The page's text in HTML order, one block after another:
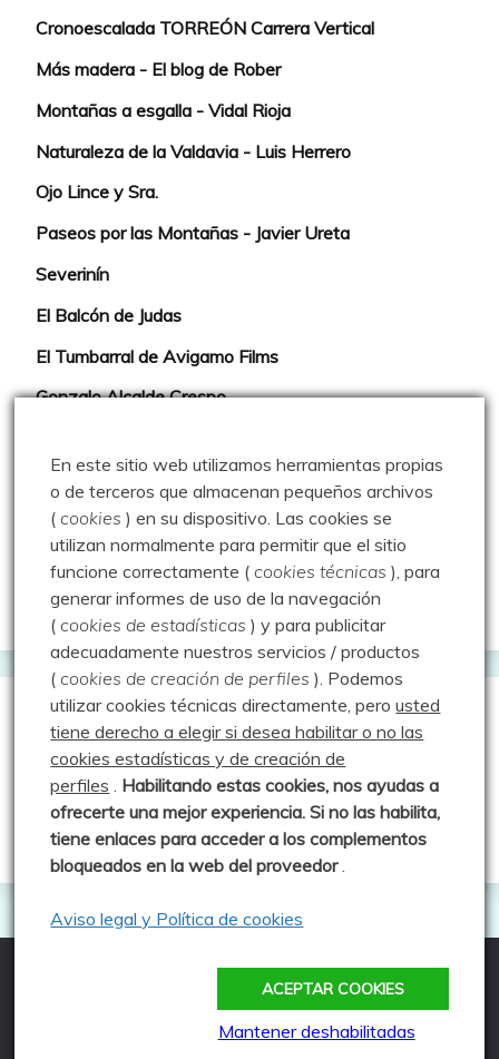
Cronoescalada TORREÓN Carrera Vertical
Más madera - El blog de Rober
Montañas a esgalla - Vidal Rioja
Naturaleza de la Valdavia - Luis Herrero
Ojo Lince y Sra.
Paseos por las Montañas - Javier Ureta
Severinín
El Balcón de Judas
El Tumbarral de Avigamo Films
Gonzalo Alcalde Crespo
Montaña en libertad
Rutas y excursiones con niños
Valdeolea. Río Camesa, la vía azul
Aprendiz de sueños
Guías de Montaña
Manu - Entre Valles y Cumbre
Luis Crespo Fernández
Todos los derechos reservados
Funciona gracias a WordPress
|
Tema: Fairy por
En este sitio web utilizamos herramientas propias
o de terceros que almacenan pequeños archivos
(cookies ) en su dispositivo. Las cookies se
utilizan normalmente para permitir que el sitio
funcione correctamente (cookies técnicas ), para
generar informes de uso de la navegación
(cookies de estadísticas ) y para publicitar
adecuadamente nuestros servicios / productos
(cookies de creación de perfiles ). Podemos
utilizar cookies técnicas directamente, perousted
tiene derecho a elegir si desea habilitar o no las
cookies estadísticas y de creación de
perfiles . Habilitando estas cookies, nos ayudas a
ofrecerte una mejor experiencia. Si no las habilita,
tiene enlaces para acceder a los complementos
bloqueados en la web del proveedor.
Aviso legal y Política de cookies
ACEPTAR COOKIES
Mantener deshabilitadas